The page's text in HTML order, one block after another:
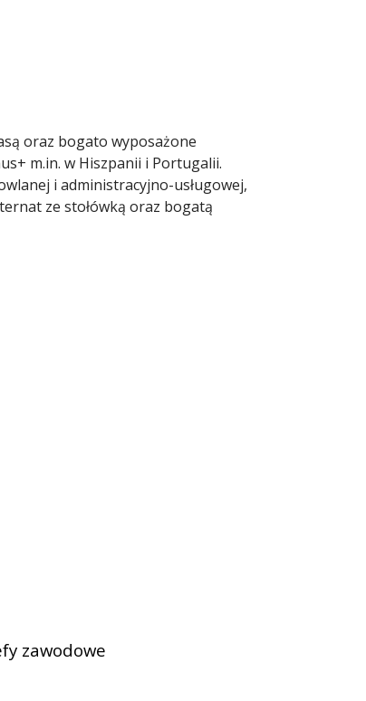
oraz bogato wyposażone
m.in. w Hiszpanii i Portugalii.
i administracyjno-usługowej,
ze stołówką oraz bogatą
zawodowe